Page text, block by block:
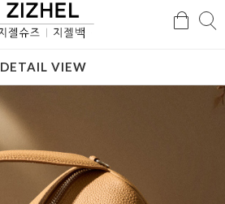
검
DETAIL VIEW